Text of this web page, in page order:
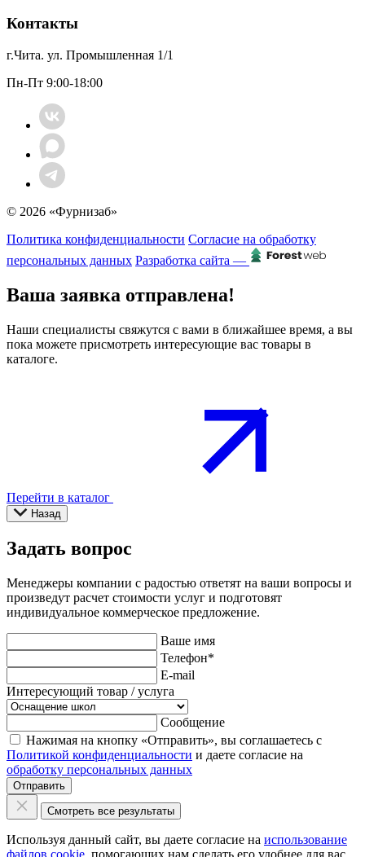
Контакты
г.Чита. ул. Промышленная 1/1
Пн-Пт 9:00-18:00
© 2026 «Фурнизаб»
Политика конфиденциальности Согласие на обработку
персональных данных Разработка сайта —
Ваша заявка отправлена!
Наши специалисты свяжутся с вами в ближайшее время, а вы
пока можете присмотреть интересующие вас товары в
каталоге.
Перейти в каталог
Назад
Задать вопрос
Менеджеры компании с радостью ответят на ваши вопросы и
произведут расчет стоимости услуг и подготовят
индивидуальное коммерческое предложение.
Ваше имя
Телефон*
E-mail
Интересующий товар / услуга
Сообщение
Нажимая на кнопку «Отправить», вы соглашаетесь с
Политикой конфиденциальности и даете согласие на
обработку персональных данных
Отправить
Смотреть все результаты
Используя данный сайт, вы даете согласие на использование